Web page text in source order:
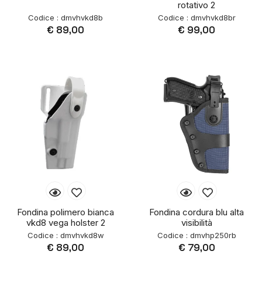
Codice : dmvhvkd8b
€ 89,00
rotativo 2
Codice : dmvhvkd8br
€ 99,00
Fondina polimero bianca
vkd8 vega holster 2
Codice : dmvhvkd8w
€ 89,00
Fondina cordura blu alta
visibilità
Codice : dmvhp250rb
€ 79,00